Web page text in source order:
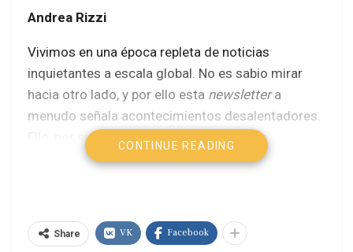
Andrea Rizzi
Vivimos en una época repleta de noticias
inquietantes a escala global. No es sabio mirar
hacia otro lado, y por ello esta newslettera
menudo señala acontecimientos desalentadores.
Ello, por supuesto, no significa que no se
produzcan en el mundo muchos desarrollos
noticias democráticas afloradas en las últimas
semanas. Espero que aporten un punto de
CONTINUE READING
Share VK Facebook